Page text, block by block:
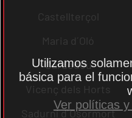
Castellterçol
Maria d´Oló
Cardedeu
Vicenç dels Horts
Sadurní d´Osormort
Utilizamos
básica para el
Ver políticas